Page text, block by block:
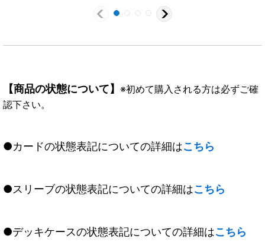
【商品の状態について】 ※初めて購入される方は必ずご確
認下さい。
●カードの状態表記についての詳細はこちら
●スリーブの状態表記についての詳細はこちら
●デッキケースの状態表記についての詳細はこちら